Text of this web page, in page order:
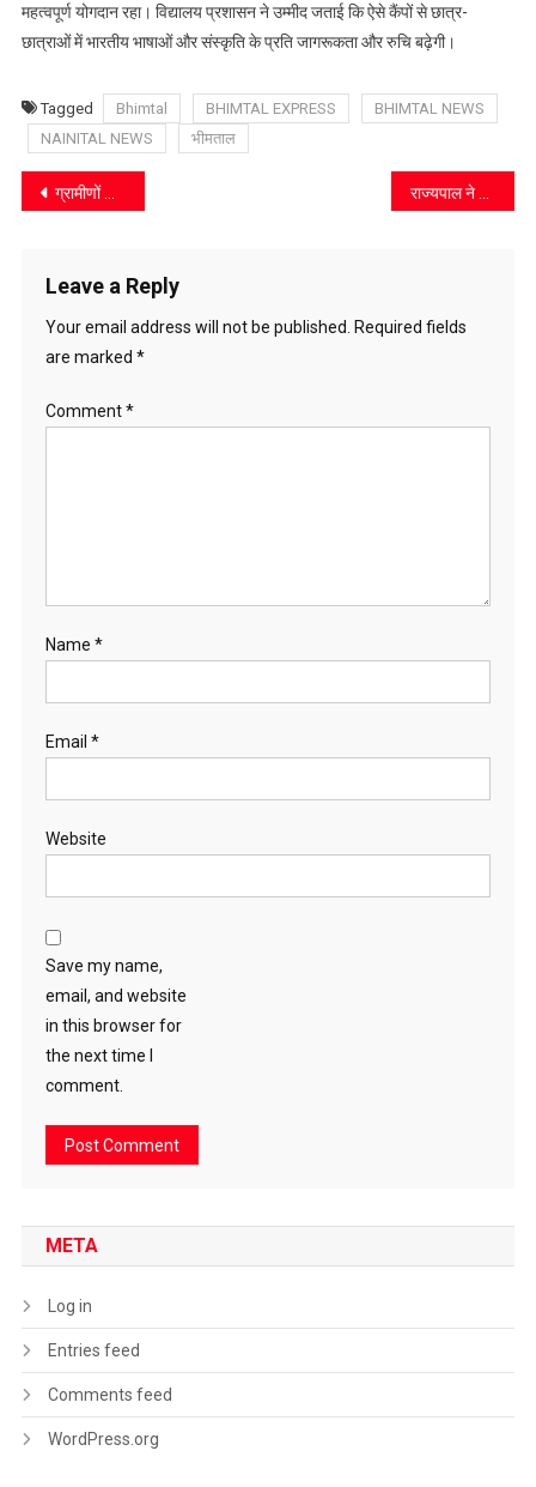
महत्वपूर्ण योगदान रहा। विद्यालय प्रशासन ने उम्मीद जताई कि ऐसे कैंपों से छात्र-
छात्राओं में भारतीय भाषाओं और संस्कृति के प्रति जागरूकता और रुचि बढ़ेगी।
Tagged Bhimtal BHIMTAL EXPRESS
BHIMTAL NEWS
NAINITAL NEWS
भीमताल
Post
ग्रामीणों की समस्याएं सुन विधायक कैड़ा ने अधिकारियों को दिए समाधान के निर्देश
Leave a Reply
Your email address will not be published.
Required fields
are marked *
Comment*
Name *
Email *
Website
Save my name,
email, and website
in this browser for
the next time I
comment.
META
Log in
Entries feed
Comments feed
WordPress.org